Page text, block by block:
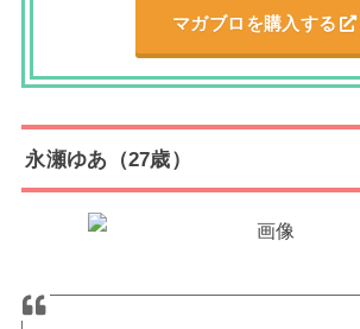
マガブロを購入する
永瀬ゆあ（27歳）